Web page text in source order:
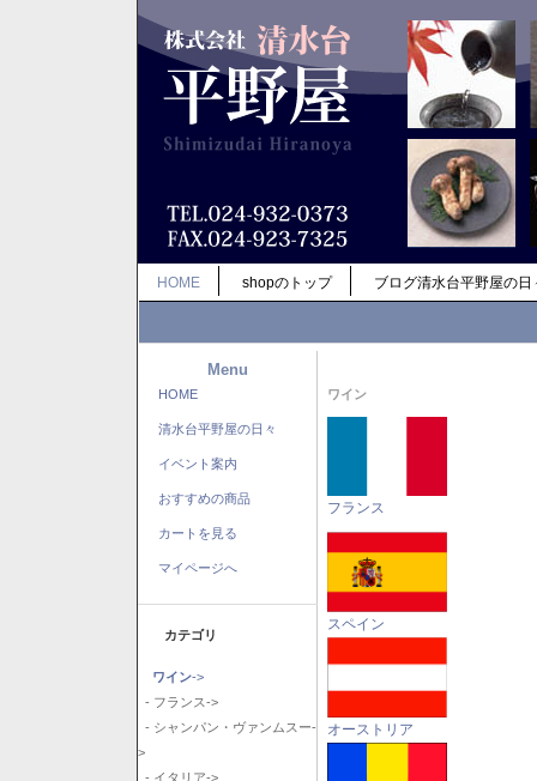
HOME shopのトップ ブログ清水台平野屋の日
Menu
HOME
清水台平野屋の日々
イベント案内
おすすめの商品
カートを見る
マイページへ
カテゴリ
ワイン->
- フランス->
- シャンパン・ヴァンムスー-
>
- イタリア->
ワイン
フランス
スペイン
オーストリア